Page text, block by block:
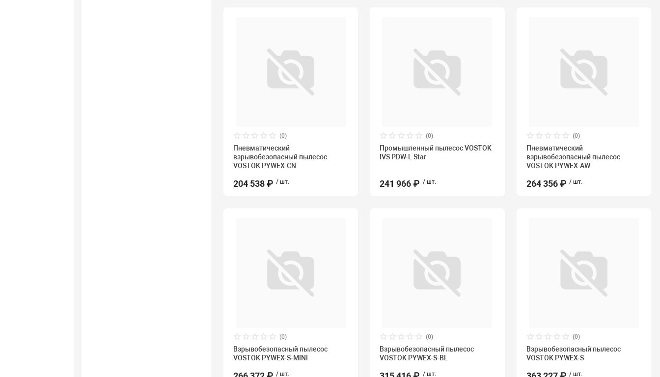
(0)
Пневматический
взрывобезопасный пылесос
VOSTOK PYWEX-CN
204 538 ₽ / шт.
(0)
Промышленный пылесос VOSTOK
IVS PDW-L Star
241 966 ₽ / шт.
(0)
Пневматический
взрывобезопасный пылесос
VOSTOK PYWEX-AW
264 356 ₽ / шт.
(0)
Взрывобезопасный пылесос
VOSTOK PYWEX-S-MINI
/ шт.
(0)
Взрывобезопасный пылесос
VOSTOK PYWEX-S-BL
/ шт.
(0)
Взрывобезопасный пылесос
VOSTOK PYWEX-S
/ шт.